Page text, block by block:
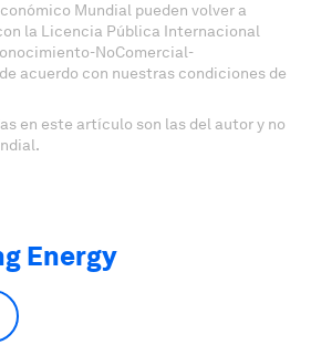
Mundial pueden volver a
la Licencia Pública Internacional
NoComercial-
acuerdo con nuestras condiciones de
en este artículo son las del autor y no
Energy